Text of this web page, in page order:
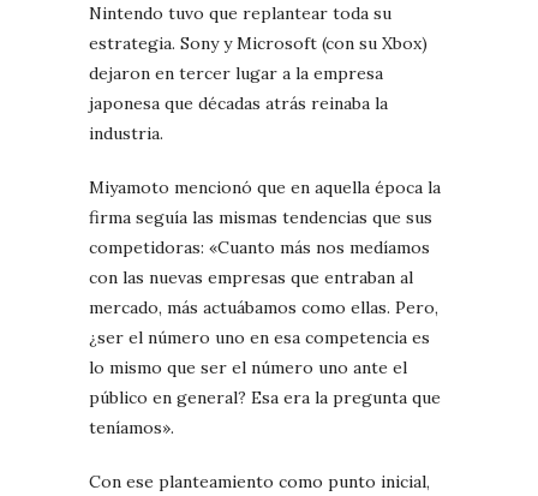
Nintendo tuvo que replantear toda su
estrategia. Sony y Microsoft (con su Xbox)
dejaron en tercer lugar a la empresa
japonesa que décadas atrás reinaba la
industria.
Miyamoto mencionó que en aquella época la
firma seguía las mismas tendencias que sus
competidoras: «Cuanto más nos medíamos
con las nuevas empresas que entraban al
mercado, más actuábamos como ellas. Pero,
¿ser el número uno en esa competencia es
lo mismo que ser el número uno ante el
público en general? Esa era la pregunta que
teníamos».
Con ese planteamiento como punto inicial,